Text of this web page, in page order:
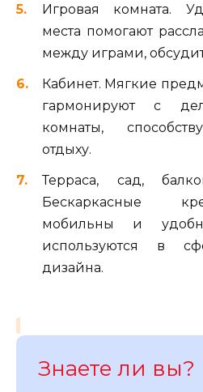
Игровая комната.
места помогают
между играми,
Кабинет. Мягкие
гармонируют с
комнаты,
отдыху.
Терраса, сад,
Бескаркасные
мобильны и
используются в
дизайна.
Знаете ли вы?